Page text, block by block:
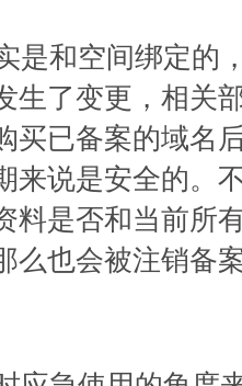
和空间绑定的
生了变更，相关
买已备案的域名
来说是安全的。
料是否和当前所
么也会被注销备